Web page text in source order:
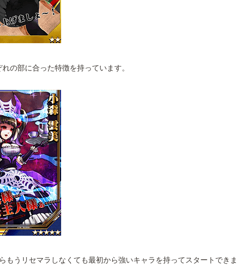
の部に合った特徴を持っています。
うリセマラしなくても最初から強いキャラを持ってスタートできま